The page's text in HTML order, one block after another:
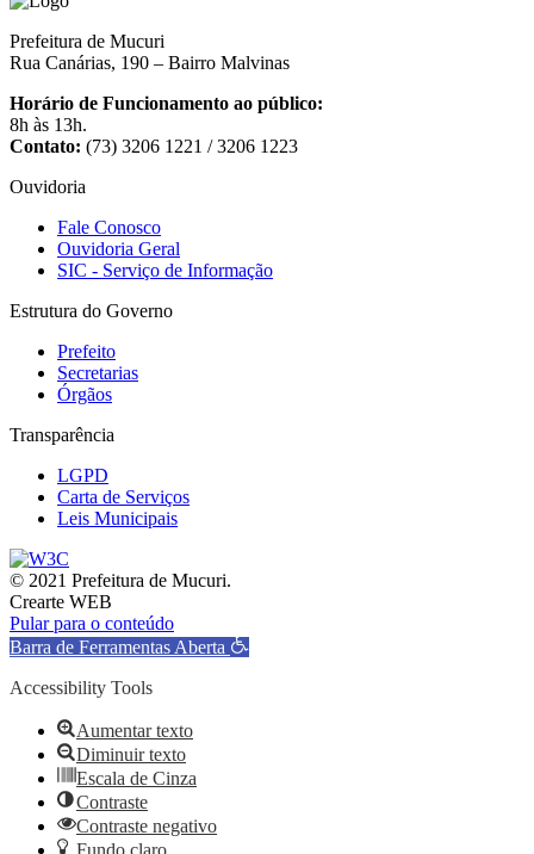
Prefeitura de Mucuri
Rua Canárias, 190 – Bairro Malvinas
Horário de Funcionamento ao público:
8h às 13h.
Contato: (73) 3206 1221 / 3206 1223
Ouvidoria
Fale Conosco
Ouvidoria Geral
SIC - Serviço de Informação
Estrutura do Governo
Prefeito
Secretarias
Órgãos
Transparência
LGPD
Carta de Serviços
Leis Municipais
© 2021 Prefeitura de Mucuri.
Crearte WEB
Pular para o conteúdo
Barra de Ferramentas Aberta
Accessibility Tools
Aumentar texto
Diminuir texto
Escala de Cinza
Contraste
Contraste negativo
Fundo claro